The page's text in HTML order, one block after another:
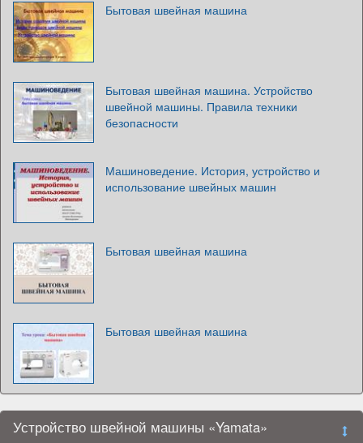
Бытовая швейная машина
Бытовая швейная машина. Устройство
швейной машины. Правила техники
безопасности
Машиноведение. История, устройство и
использование швейных машин
Бытовая швейная машина
Бытовая швейная машина
Устройство швейной машины «Yamata»